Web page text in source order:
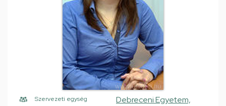
Szervezeti egység
Debreceni Egyetem,